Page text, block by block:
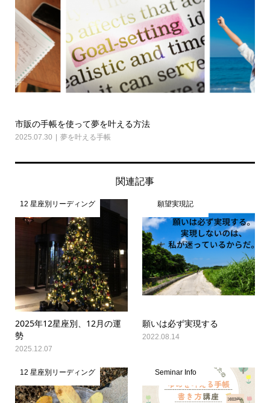
市販の手帳を使って夢を叶える方法
2025.07.30 夢を叶える手帳
関連記事
12 星座別リーディング
2025年12星座別、12月の運
勢
2025.12.07
願望実現記
願いは必ず実現する
2022.08.14
12 星座別リーディング Seminar Info